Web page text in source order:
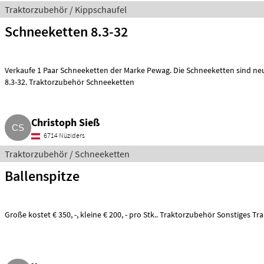
Traktorzubehör / Kippschaufel
Schneeketten 8.3-32
Verkaufe 1 Paar Schneeketten der Marke Pewag. Die Schneeketten sind
8.3-32. Traktorzubehör Schneeketten
Christoph Sieß
6714 Nüziders
Traktorzubehör / Schneeketten
Ballenspitze
Große kostet € 350, -, kleine € 200, - pro Stk.. Traktorzubehör